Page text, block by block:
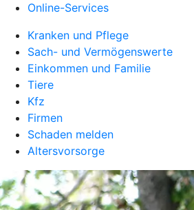
Online-Services
Kranken und Pflege
Sach- und Vermögenswerte
Einkommen und Familie
Tiere
Kfz
Firmen
Schaden melden
Altersvorsorge